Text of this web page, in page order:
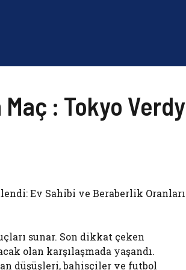
Maç : Tokyo Verdy
Ev Sahibi ve Beraberlik Oranları
sunar. Son dikkat çeken
olan karşılaşmada yaşandı.
düşüşleri, bahisçiler ve futbol